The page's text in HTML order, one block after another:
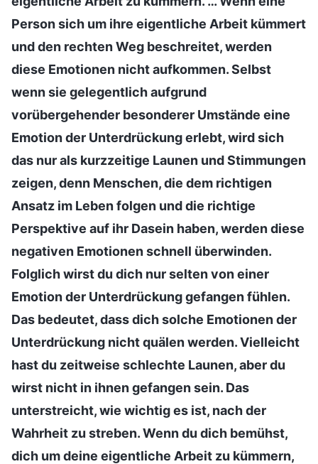
Person sich um ihre eigentliche Arbeit kümmert
und den rechten Weg beschreitet, werden
diese Emotionen nicht aufkommen. Selbst
wenn sie gelegentlich aufgrund
vorübergehender besonderer Umstände eine
Emotion der Unterdrückung erlebt, wird sich
das nur als kurzzeitige Launen und Stimmungen
zeigen, denn Menschen, die dem richtigen
Ansatz im Leben folgen und die richtige
Perspektive auf ihr Dasein haben, werden diese
negativen Emotionen schnell überwinden.
Folglich wirst du dich nur selten von einer
Emotion der Unterdrückung gefangen fühlen.
Das bedeutet, dass dich solche Emotionen der
Unterdrückung nicht quälen werden. Vielleicht
hast du zeitweise schlechte Launen, aber du
wirst nicht in ihnen gefangen sein. Das
unterstreicht, wie wichtig es ist, nach der
Wahrheit zu streben. Wenn du dich bemühst,
dich um deine eigentliche Arbeit zu kümmern,